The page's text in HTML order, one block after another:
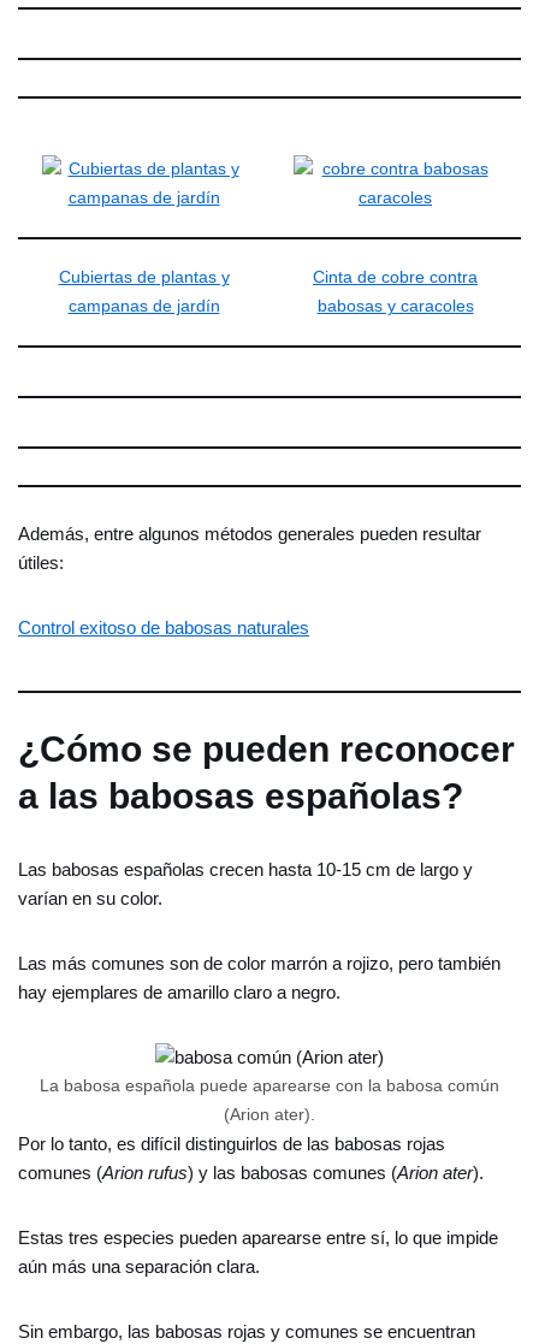
Cubiertas de plantas y
campanas de jardín
Cinta de cobre contra
babosas y caracoles
Además, entre algunos métodos generales pueden resultar
útiles:
Control exitoso de babosas naturales
¿Cómo se pueden reconocer
a las babosas españolas?
Las babosas españolas crecen hasta 10-15 cm de largo y
varían en su color.
Las más comunes son de color marrón a rojizo, pero también
hay ejemplares de amarillo claro a negro.
La babosa española puede aparearse con la babosa común
(Arion ater).
Por lo tanto, es difícil distinguirlos de las babosas rojas
comunes (Arion rufus) y las babosas comunes (Arion ater).
Estas tres especies pueden aparearse entre sí, lo que impide
aún más una separación clara.
Sin embargo, las babosas rojas y comunes se encuentran